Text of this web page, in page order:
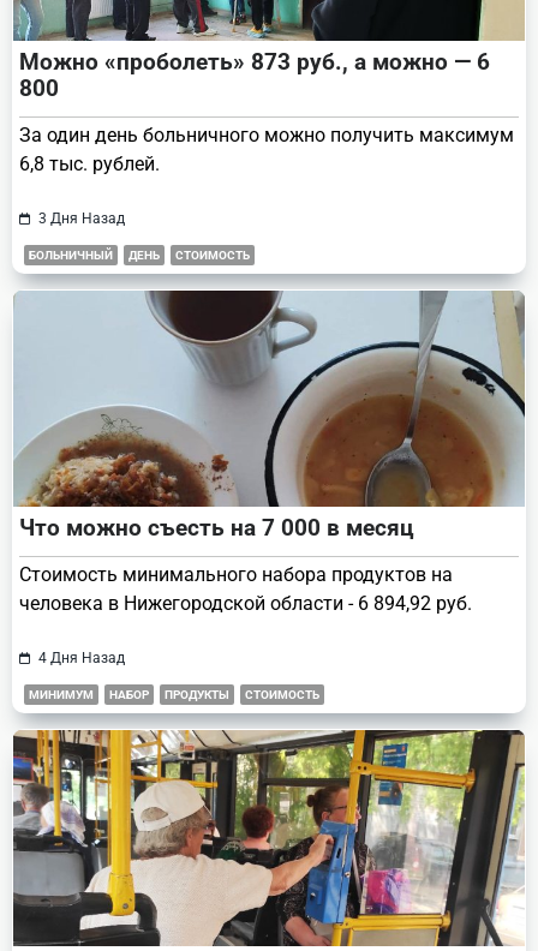
Можно «проболеть» 873 руб., а можно — 6
800
За один день больничного можно получить максимум
6,8 тыс. рублей.
3 Дня Назад
БОЛЬНИЧНЫЙ ДЕНЬ СТОИМОСТЬ
Что можно съесть на 7 000 в месяц
Стоимость минимального набора продуктов на
человека в Нижегородской области - 6 894,92 руб.
4 Дня Назад
МИНИМУМ НАБОР ПРОДУКТЫ СТОИМОСТЬ